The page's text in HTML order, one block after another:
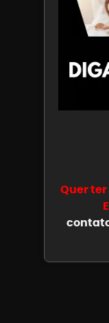
Quer